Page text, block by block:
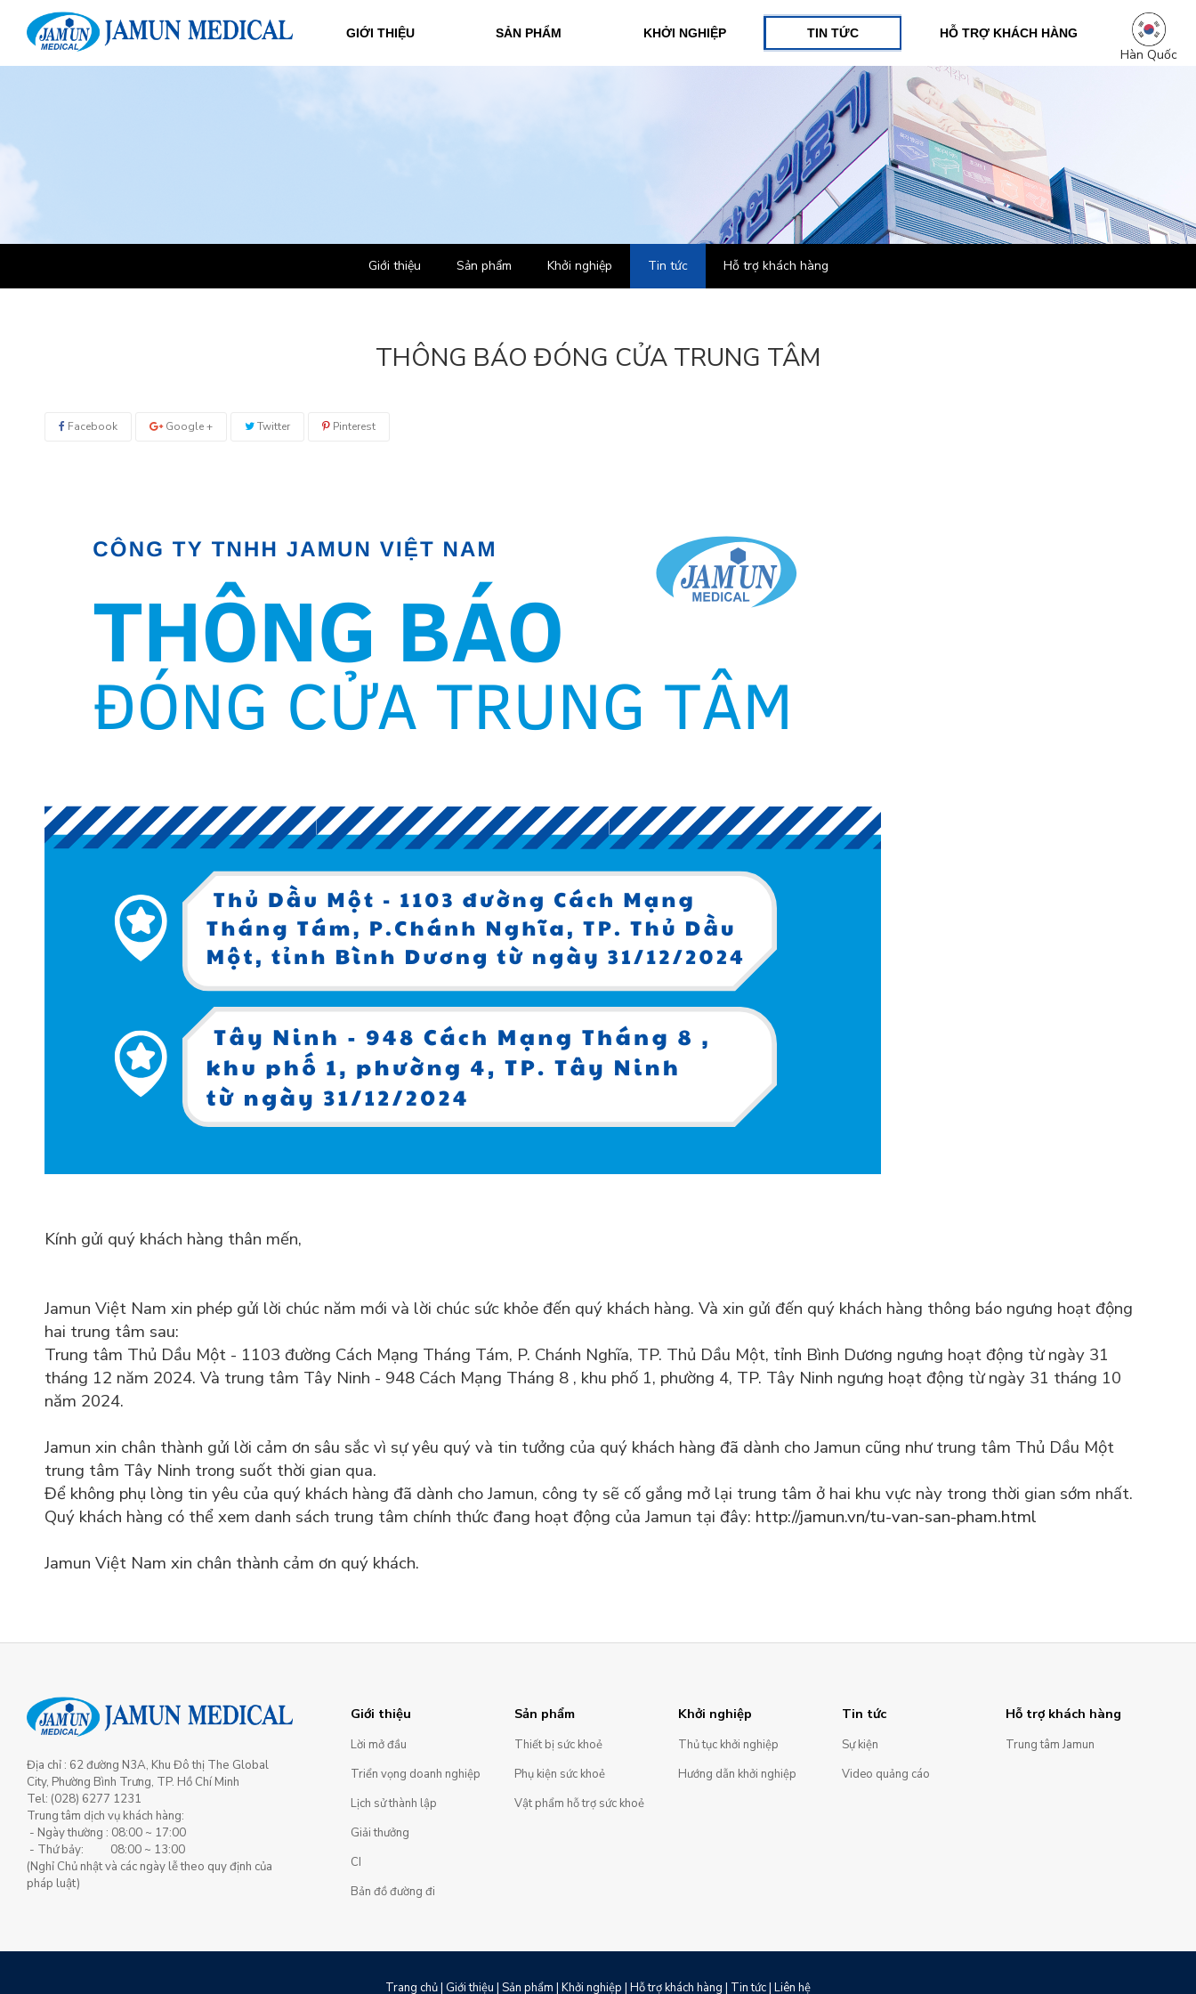
GIỚI THIỆU SẢN PHẨM KHỞI NGHIỆP TIN TỨC HỖ TRỢ KHÁCH HÀNG
Hàn Quốc
Giới thiệu Sản phẩm Khởi nghiệp Tin tức Hỗ trợ khách hàng
THÔNG BÁO ĐÓNG CỬA TRUNG TÂM
Facebook Google + Twitter Pinterest
Kính gửi quý khách hàng thân mến,
Jamun Việt Nam xin phép gửi lời chúc năm mới và lời chúc sức khỏe đến quý khách hàng. Và xin gửi đến quý khách hàng thông báo ngưng hoạt động
hai trung tâm sau:
Trung tâm Thủ Dầu Một - 1103 đường Cách Mạng Tháng Tám, P. Chánh Nghĩa, TP. Thủ Dầu Một, tỉnh Bình Dương ngưng hoạt động từ ngày 31
tháng 12 năm 2024. Và trung tâm Tây Ninh - 948 Cách Mạng Tháng 8 , khu phố 1, phường 4, TP. Tây Ninh ngưng hoạt động từ ngày 31 tháng 10
năm 2024.
Jamun xin chân thành gửi lời cảm ơn sâu sắc vì sự yêu quý và tin tưởng của quý khách hàng đã dành cho Jamun cũng như trung tâm Thủ Dầu Một
trung tâm Tây Ninh trong suốt thời gian qua.
Để không phụ lòng tin yêu của quý khách hàng đã dành cho Jamun, công ty sẽ cố gắng mở lại trung tâm ở hai khu vực này trong thời gian sớm nhất.
Quý khách hàng có thể xem danh sách trung tâm chính thức đang hoạt động của Jamun tại đây: http://jamun.vn/tu-van-san-pham.html
Jamun Việt Nam xin chân thành cảm ơn quý khách.
Địa chỉ : 62 đường N3A, Khu Đô thị The Global
City, Phường Bình Trưng, TP. Hồ Chí Minh
Tel: (028) 6277 1231
Trung tâm dịch vụ khách hàng:
- Ngày thường : 08:00 ~ 17:00
- Thứ bảy: 08:00 ~ 13:00
(Nghỉ Chủ nhật và các ngày lễ theo quy định của
pháp luật)
Giới thiệu
Lời mở đầu
Triển vọng doanh nghiệp
Lịch sử thành lập
Giải thưởng
CI
Bản đồ đường đi
Sản phẩm
Thiết bị sức khoẻ
Phụ kiện sức khoẻ
Vật phẩm hỗ trợ sức khoẻ
Khởi nghiệp
Thủ tục khởi nghiệp
Hướng dẫn khởi nghiệp
Tin tức
Sự kiện
Video quảng cáo
Hỗ trợ khách hàng
Trung tâm Jamun
Trang chủ| Giới thiệu | Sản phẩm | Khởi nghiệp | Hỗ trợ khách hàng | Tin tức| Liên hệ